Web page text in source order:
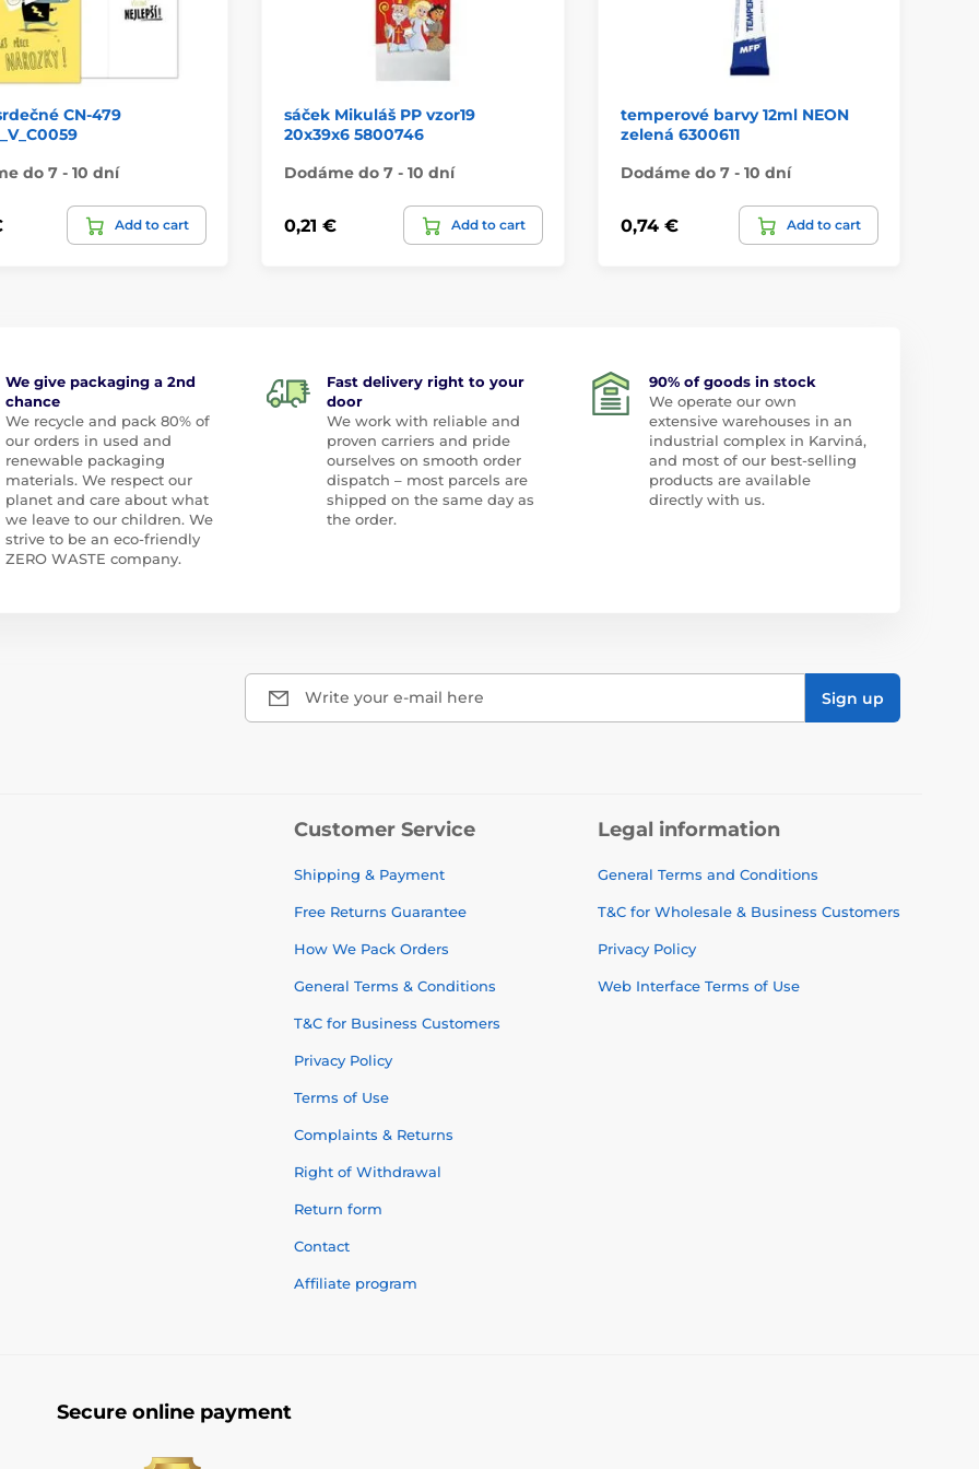
CN-479
do 7 - 10 dní
Add to cart
sáček Mikuláš PP vzor19
20x39x6 5800746
Dodáme do 7 - 10 dní
0,21 € Add to cart
temperové barvy 12ml NEON
zelená 6300611
Dodáme do 7 - 10 dní
0,74 € Add to cart
We give packaging a 2nd
chance
We recycle and pack 80% of
our orders in used and
renewable packaging
materials. We respect our
planet and care about what
we leave to our children. We
strive to be an eco-friendly
ZERO WASTE company.
Fast delivery right to your
door
We work with reliable and
proven carriers and pride
ourselves on smooth order
dispatch – most parcels are
shipped on the same day as
the order.
90% of goods in stock
We operate our own
extensive warehouses in an
industrial complex in Karviná,
and most of our best-selling
products are available
directly with us.
Write your e-mail here Sign up
Customer Service
Shipping & Payment
Free Returns Guarantee
How We Pack Orders
General Terms & Conditions
T&C for Business Customers
Privacy Policy
Terms of Use
Complaints & Returns
Right of Withdrawal
Return form
Contact
Affiliate program
Legal information
General Terms and Conditions
T&C for Wholesale & Business Customers
Privacy Policy
Web Interface Terms of Use
Secure online payment